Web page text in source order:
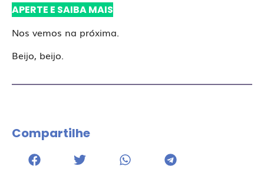
APERTE E SAIBA MAIS
Nos vemos na próxima.
Beijo, beijo.
Compartilhe